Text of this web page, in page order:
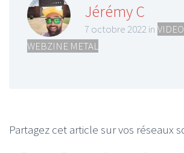
Jérémy C
7 octobre 2022 in
WEBZINE METAL
Partagez cet article sur vos réseaux